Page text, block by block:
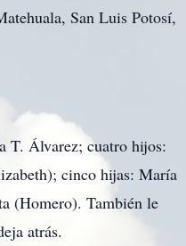
San Luis Potosí,
T. Álvarez; cuatro hijos:
cinco hijas: María
(Homero). También le
atrás.